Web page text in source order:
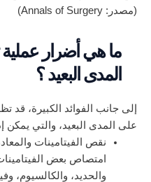
(مصدر: Annals of Surgery)
ما هي أضرار
المدى البعيد ؟
إلى جانب الفوائد الكبيرة، قد
على المدى البعيد، والتي يمكن
نقص الفيتامينات
والحديد، والكالسيوم،